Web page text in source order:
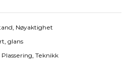
Nøyaktighet
glans
Teknikk